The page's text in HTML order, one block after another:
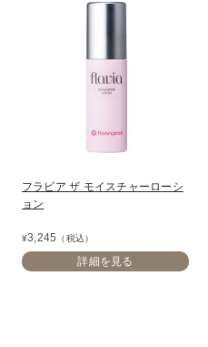
フラビア ザ モイスチャーローシ
ョン
¥3,245 （税込）
詳細を見る